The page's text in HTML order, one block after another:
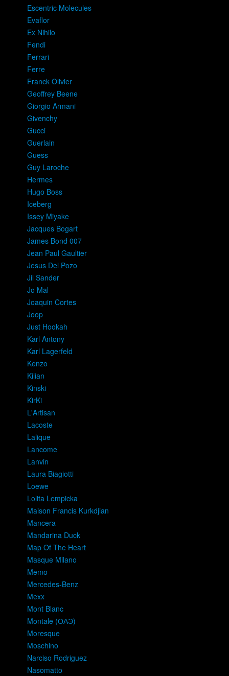
Escentric Molecules
Evaflor
Ex Nihilo
Fendi
Ferrari
Ferre
Franck Olivier
Geoffrey Beene
Giorgio Armani
Givenchy
Gucci
Guerlain
Guess
Guy Laroche
Hermes
Hugo Boss
Iceberg
Issey Miyake
Jacques Bogart
James Bond 007
Jean Paul Gaultier
Jesus Del Pozo
Jil Sander
Jo Mal
Joaquin Cortes
Joop
Just Hookah
Karl Antony
Karl Lagerfeld
Kenzo
Kilian
Kinski
KirKi
L'Artisan
Lacoste
Lalique
Lancome
Lanvin
Laura Biagiotti
Loewe
Lolita Lempicka
Maison Francis Kurkdjian
Mancera
Mandarina Duck
Map Of The Heart
Masque Milano
Memo
Mercedes-Benz
Mexx
Mont Blanc
Montale (ОАЭ)
Moresque
Moschino
Narciso Rodriguez
Nasomatto